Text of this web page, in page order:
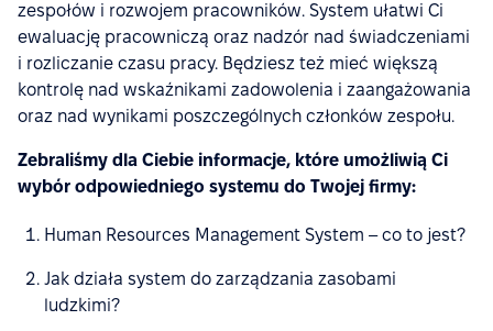
zespołów i rozwojem pracowników. System ułatwi Ci
ewaluację pracowniczą oraz nadzór nad świadczeniami
i rozliczanie czasu pracy. Będziesz też mieć większą
kontrolę nad wskaźnikami zadowolenia i zaangażowania
oraz nad wynikami poszczególnych członków zespołu.
Zebraliśmy dla Ciebie informacje, które umożliwią Ci
wybór odpowiedniego systemu do Twojej firmy:
Human Resources Management System – co to jest?
Jak działa system do zarządzania zasobami
ludzkimi?